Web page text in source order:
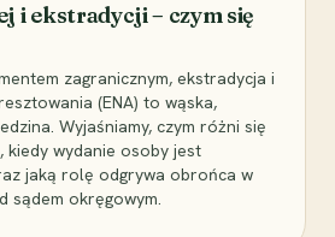
i ekstradycji – czym się
zagranicznym, ekstradycja i
(ENA) to wąska,
Wyjaśniamy, czym różni się
kiedy wydanie osoby jest
jaką rolę odgrywa obrońca w
sądem okręgowym.